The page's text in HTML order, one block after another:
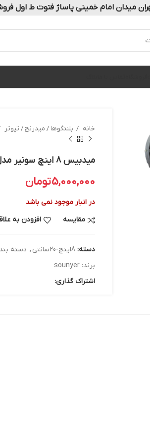
میدان امام خمینی پاساژ فتوت ط اول
خانه بلندگوها / میدرنج / تیوتر
میدبیس 8 اینچ سونیر مدل GS-830 sounyer
5,000,000تومان
در انبار موجود نمی باشد
مقایسه
افزودن به
دسته: 8اینچ-20سانتی , دسته
برند:sounyer
اشتراک گذاری: